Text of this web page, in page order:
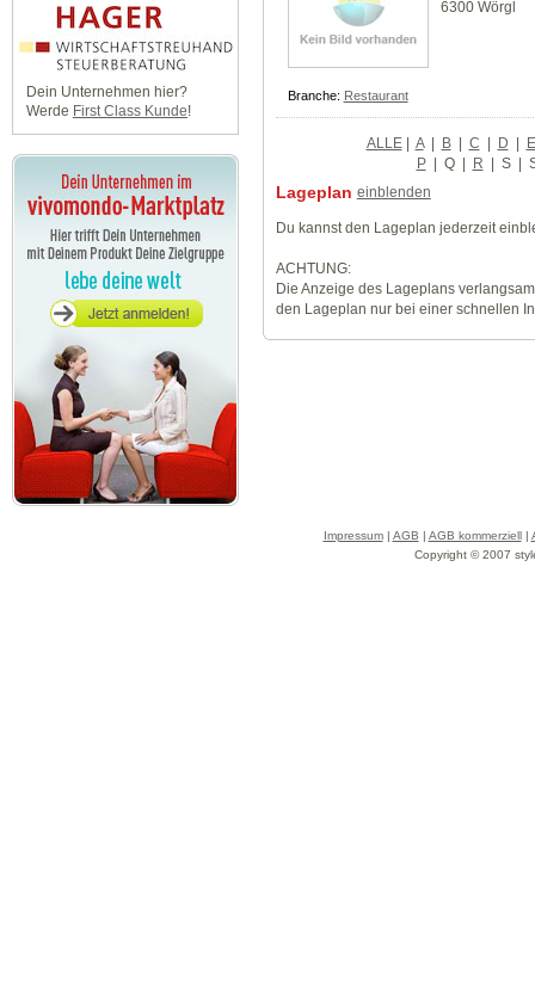
Dein Unternehmen hier?
Werde First Class Kunde!
6300 Wörgl
Branche: Restaurant
ALLE| A | B | C | D | E
P | Q | R | S |
Lageplan einblenden
Du kannst den Lageplan jederzeit
ACHTUNG:
Die Anzeige des Lageplans
den Lageplan nur bei einer schnellen
Impressum| AGB | AGB kommerziell|
Copyright © 2007